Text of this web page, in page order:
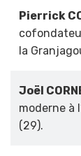
Pierrick
la
Joël
moderne à
(29).